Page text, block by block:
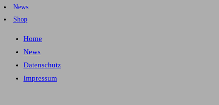
News
Shop
Home
News
Datenschutz
Impressum